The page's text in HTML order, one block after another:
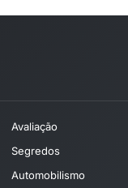
Avaliação
Segredos
Automobilismo